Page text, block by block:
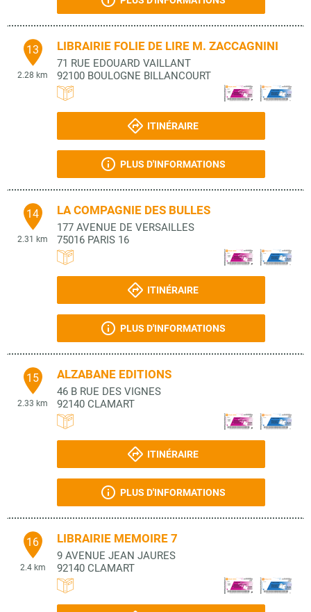
13
2.28 km
LIBRAIRIE FOLIE DE LIRE M. ZACCAGNINI
71 RUE EDOUARD VAILLANT
92100 BOULOGNE BILLANCOURT
ITINÉRAIRE
PLUS D'INFORMATIONS
14
2.31 km
LA COMPAGNIE DES BULLES
177 AVENUE DE VERSAILLES
75016 PARIS 16
ITINÉRAIRE
PLUS D'INFORMATIONS
15
2.33 km
ALZABANE EDITIONS
46 B RUE DES VIGNES
92140 CLAMART
ITINÉRAIRE
PLUS D'INFORMATIONS
16
2.4 km
LIBRAIRIE MEMOIRE 7
9 AVENUE JEAN JAURES
92140 CLAMART